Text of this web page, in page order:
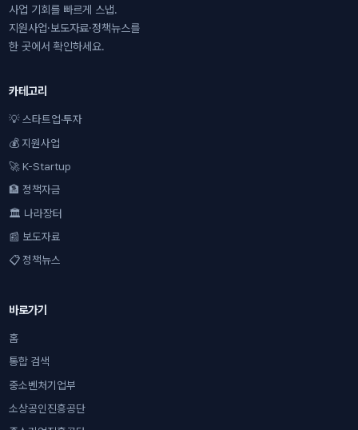
사업 기회를 빠르게 스냅.
지원사업·보도자료·정책뉴스를
한 곳에서 확인하세요.
카테고리
💡 스타트업·투자
💰 지원사업
🚀 K-Startup
🏦 정책자금
🏛 나라장터
📰 보도자료
📋 정책뉴스
바로가기
홈
통합 검색
중소벤처기업부
소상공인진흥공단